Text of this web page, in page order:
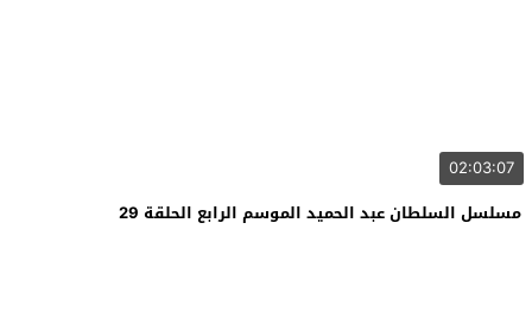
02:03:07
مسلسل السلطان عبد الحميد الموسم الرابع الحلقة 29